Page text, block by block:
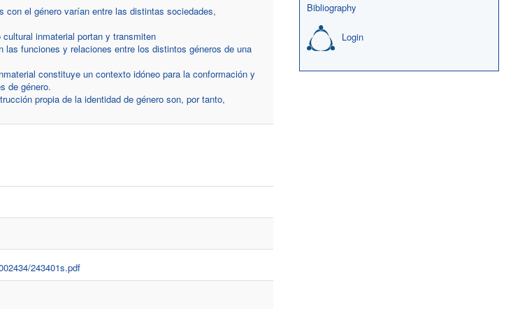
con el género varían entre las distintas sociedades,
inmaterial portan y transmiten
las funciones y relaciones entre los distintos géneros de una
constituye un contexto idóneo para la conformación y
de género.
propia de la identidad de género son, por tanto,
243401s.pdf
Bibliography
Login